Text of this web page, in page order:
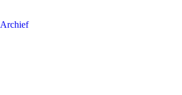
Archief